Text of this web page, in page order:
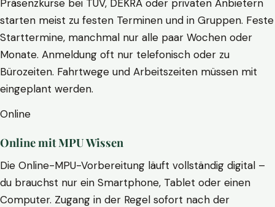
Präsenzkurse bei TÜV, DEKRA oder privaten Anbietern
starten meist zu festen Terminen und in Gruppen. Feste
Starttermine, manchmal nur alle paar Wochen oder
Monate. Anmeldung oft nur telefonisch oder zu
Bürozeiten. Fahrtwege und Arbeitszeiten müssen mit
eingeplant werden.
Online
Online mit MPU Wissen
Die Online-MPU-Vorbereitung läuft vollständig digital –
du brauchst nur ein Smartphone, Tablet oder einen
Computer. Zugang in der Regel sofort nach der